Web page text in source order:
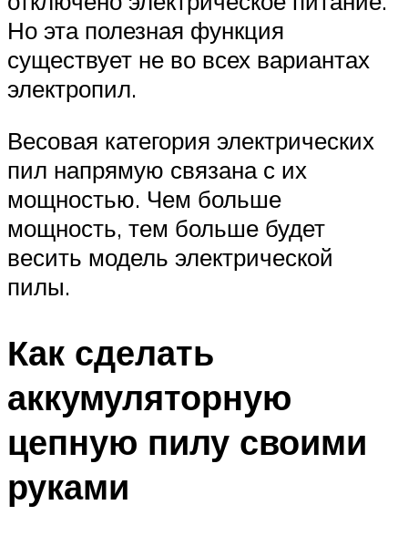
Но эта полезная функция
существует не во всех вариантах
электропил.
Весовая категория электрических
пил напрямую связана с их
мощностью. Чем больше
мощность, тем больше будет
весить модель электрической
пилы.
Как сделать
аккумуляторную
цепную пилу своими
руками